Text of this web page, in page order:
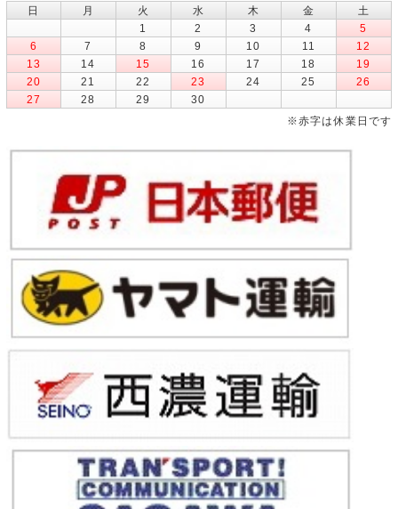
日
月 火 水 木 金
土
1
2 3 4
5
6
7 8 9 10 11
12
13
14 15 16 17 18
19
20
21 22 23 24 25
26
27
28 29
30
※赤字は休業日です